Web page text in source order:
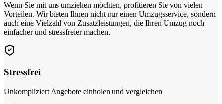
Wenn Sie mit uns umziehen möchten, profitieren Sie von vielen
Vorteilen. Wir bieten Ihnen nicht nur einen Umzugsservice, sondern
auch eine Vielzahl von Zusatzleistungen, die Ihren Umzug noch
einfacher und stressfreier machen.
Stressfrei
Unkompliziert Angebote einholen und vergleichen